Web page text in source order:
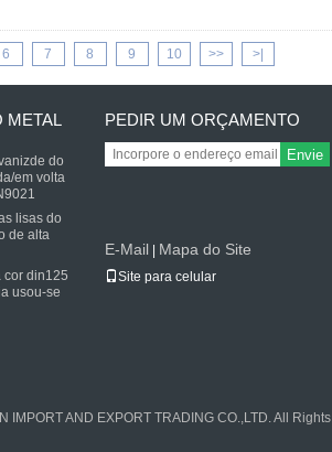
6 7 8 9 10 >> >|
METAL
do
em volta
lisas do
de alta
cor din125
usou-se
PEDIR UM ORÇAMENTO
Envie
E-Mail Mapa do Site
Site para celular
AND EXPORT TRADING CO.,LTD. All Rights